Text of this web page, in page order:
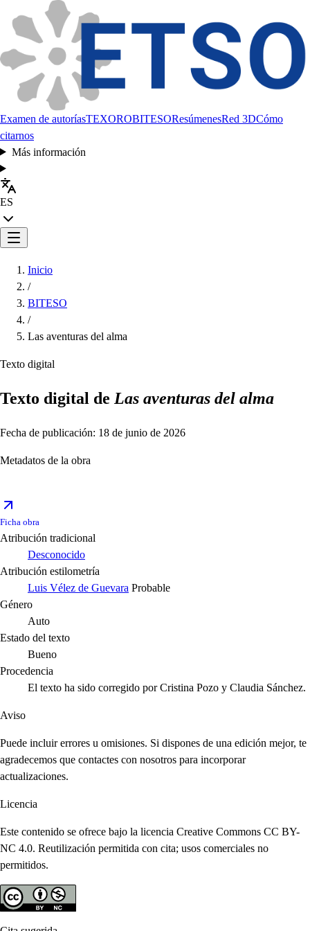
Examen de autoríasTEXOROBITESOResúmenesRed 3DCómo
citarnos
Más información
ES
Inicio
/
BITESO
/
Las aventuras del alma
Texto digital
Texto digital de Las aventuras del alma
Fecha de publicación: 18 de junio de 2026
Metadatos de la obra
Ficha obra
Atribución tradicional
Desconocido
Atribución estilometría
Luis Vélez de Guevara Probable
Género
Auto
Estado del texto
Bueno
Procedencia
El texto ha sido corregido por Cristina Pozo y Claudia Sánchez.
Aviso
Puede incluir errores u omisiones. Si dispones de una edición mejor, te
agradecemos que contactes con nosotros para incorporar
actualizaciones.
Licencia
Este contenido se ofrece bajo la licencia Creative Commons CC BY-
NC 4.0. Reutilización permitida con cita; usos comerciales no
permitidos.